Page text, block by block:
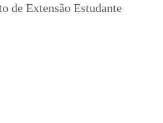
de Extensão Estudante